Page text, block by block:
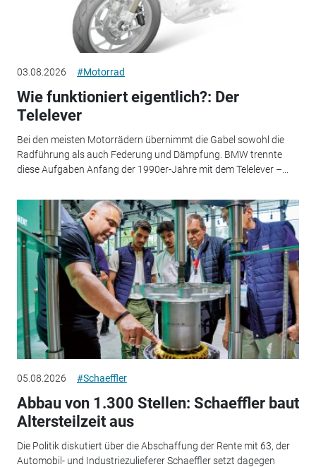
03.08.2026 #Motorrad
Wie funktioniert eigentlich?: Der
Telelever
Bei den meisten Motorrädern übernimmt die Gabel sowohl die
Radführung als auch Federung und Dämpfung. BMW trennte
diese Aufgaben Anfang der 1990er-Jahre mit dem Telelever –...
05.08.2026 #Schaeffler
Abbau von 1.300 Stellen: Schaeffler baut
Altersteilzeit aus
Die Politik diskutiert über die Abschaffung der Rente mit 63, der
Automobil- und Industriezulieferer Schaeffler setzt dagegen